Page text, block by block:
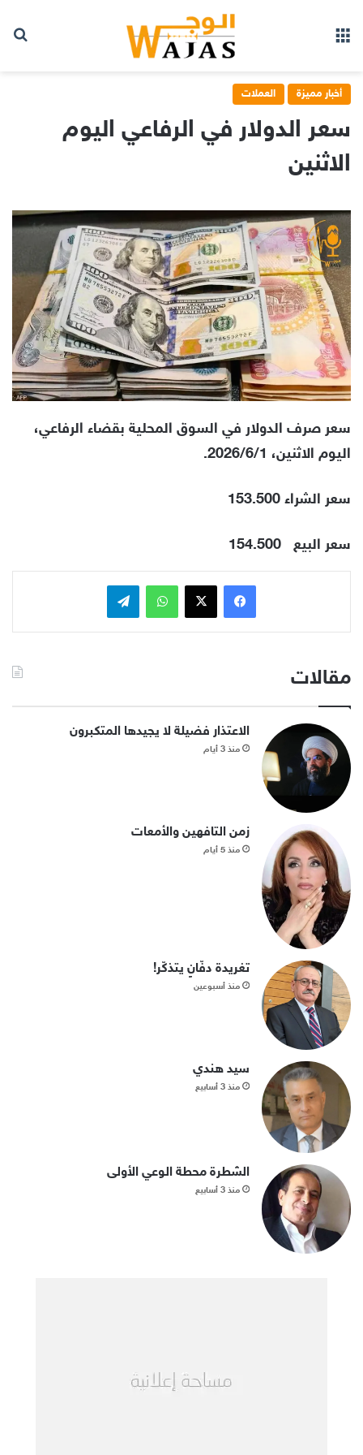
أخبار مميزة العملات
سعر الدولار في الرفاعي اليوم
الاثنين
سعر صرف الدولار في السوق المحلية بقضاء الرفاعي،
اليوم الاثنين، 2026/6/1.
سعر الشراء 153.500
سعر البيع 154.500
فيسبوكx واتساب تيلقرام
مقالات
الاعتذار فضيلة لا يجيدها المتكبرون
منذ 3 أيام
زمن التافهين والأمعات
منذ 5 أيام
تغريدة دفّانٍ يتذكّر!
منذ أسبوعين
سيد هندي
منذ 3 أسابيع
الشطرة محطة الوعي الأولى
منذ 3 أسابيع